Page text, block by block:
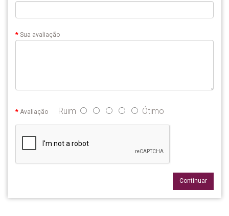
Sua avaliação
Avaliação Ruim Ótimo
Continuar